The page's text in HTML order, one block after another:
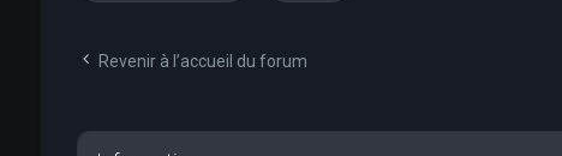
Revenir à l’accueil du forum